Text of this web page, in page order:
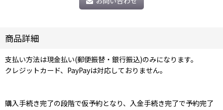
商品詳細
支払い方法は現金払い(郵便振替・銀行振込)のみになります。
クレジットカード、PayPayは対応しておりません。
購入手続き完了の段階で仮予約となり、入金手続き完了で予約完了